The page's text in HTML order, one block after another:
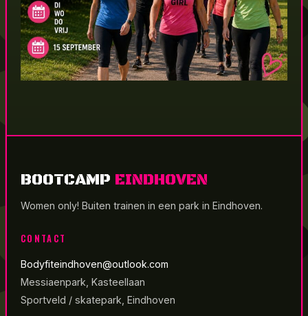
BOOTCAMP EINDHOVEN
Women only! Buiten trainen in een park in Eindhoven.
CONTACT
Bodyfiteindhoven@outlook.com
Messiaenpark, Kasteellaan
Sportveld / skatepark, Eindhoven